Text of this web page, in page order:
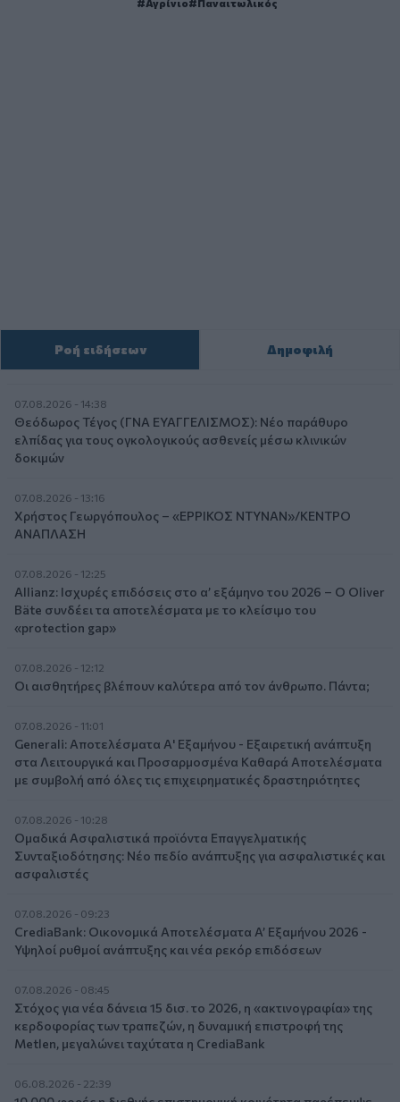
Αγρίνιο Παναιτωλικός
Ροή ειδήσεων Δημοφιλή
07.08.2026 - 14:38
Θεόδωρος Τέγος (ΓΝΑ ΕΥΑΓΓΕΛΙΣΜΟΣ): Νέο παράθυρο
ελπίδας για τους ογκολογικούς ασθενείς μέσω κλινικών
δοκιμών
07.08.2026 - 13:16
Χρήστος Γεωργόπουλος – «ΕΡΡΙΚΟΣ ΝΤΥΝΑΝ»/ΚΕΝΤΡΟ
ΑΝΑΠΛΑΣΗ
07.08.2026 - 12:25
Allianz: Ισχυρές επιδόσεις στο α’ εξάμηνο του 2026 – Ο Oliver
Bäte συνδέει τα αποτελέσματα με το κλείσιμο του
«protection gap»
07.08.2026 - 12:12
Οι αισθητήρες βλέπουν καλύτερα από τον άνθρωπο. Πάντα;
07.08.2026 - 11:01
Generali: Αποτελέσματα Α' Εξαμήνου - Εξαιρετική ανάπτυξη
στα Λειτουργικά και Προσαρμοσμένα Καθαρά Αποτελέσματα
με συμβολή από όλες τις επιχειρηματικές δραστηριότητες
07.08.2026 - 10:28
Ομαδικά Ασφαλιστικά προϊόντα Επαγγελματικής
Συνταξιοδότησης: Νέο πεδίο ανάπτυξης για ασφαλιστικές και
ασφαλιστές
07.08.2026 - 09:23
CrediaBank: Οικονομικά Αποτελέσματα A’ Εξαμήνου 2026 -
Υψηλοί ρυθμοί ανάπτυξης και νέα ρεκόρ επιδόσεων
07.08.2026 - 08:45
Στόχος για νέα δάνεια 15 δισ. το 2026, η «ακτινογραφία» της
κερδοφορίας των τραπεζών, η δυναμική επιστροφή της
Metlen, μεγαλώνει ταχύτατα η CrediaBank
06.08.2026 - 22:39